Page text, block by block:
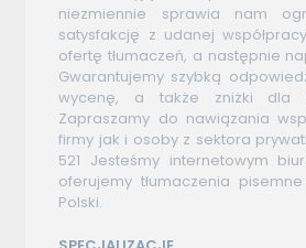
niezmiennie sprawia nam
satysfakcję z udanej
ofertę tłumaczeń, a następnie
Gwarantujemy szybką
wycenę, a także zniżki dla
Zapraszamy do nawiązania
firmy jak i osoby z sektora
521 Jesteśmy internetowym
oferujemy tłumaczenia
Polski.